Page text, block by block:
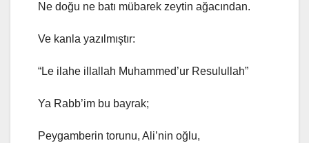
Ne doğu ne batı mübarek zeytin ağacından.
Ve kanla yazılmıştır:
“Le ilahe illallah Muhammed’ur Resulullah”
Ya Rabb’im bu bayrak;
Peygamberin torunu, Ali’nin oğlu,